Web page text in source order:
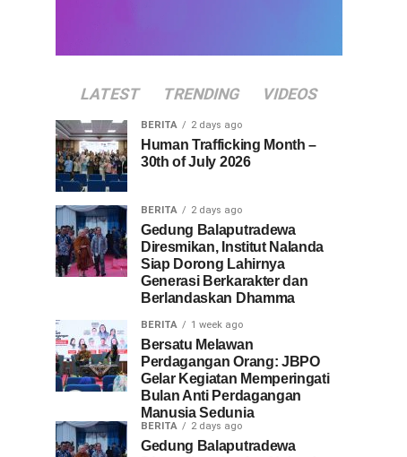
LATEST TRENDING VIDEOS
BERITA 2 days ago
Human Trafficking Month –
30th of July 2026
BERITA 2 days ago
Gedung Balaputradewa
Diresmikan, Institut Nalanda
Siap Dorong Lahirnya
Generasi Berkarakter dan
Berlandaskan Dhamma
BERITA 1 week ago
Bersatu Melawan
Perdagangan Orang: JBPO
Gelar Kegiatan Memperingati
Bulan Anti Perdagangan
Manusia Sedunia
BERITA 2 days ago
Gedung Balaputradewa